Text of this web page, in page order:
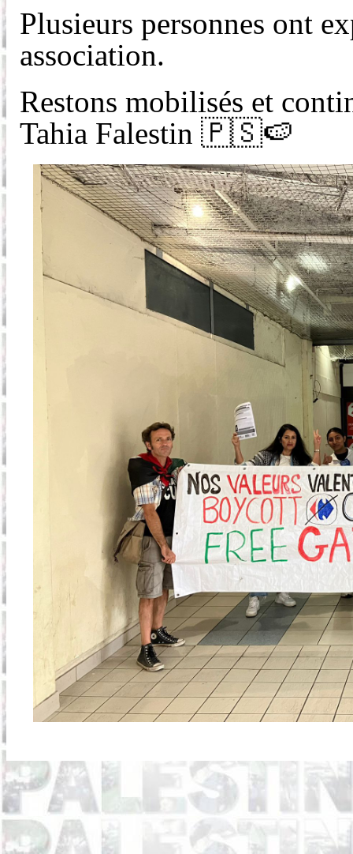
Plusieurs personnes ont
association.
Restons mobilisés et
Tahia Falestin 🇵🇸🍉